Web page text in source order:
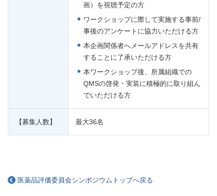
画）を視聴予定の方
ワークショップに際して実施する事前/
事後のアンケートに協力いただける方
本企画関係者へメールアドレスを共有
することに了承いただける方
本ワークショップ後、所属組織での
QMSの啓発・実装に積極的に取り組ん
でいただける方
【募集人数】 最大36名
医薬品評価委員会シンポジウムトップへ戻る